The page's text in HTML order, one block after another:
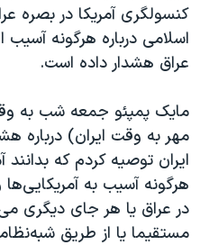
تریبونال مردمی آبان ۹۸
دادگاه حمید نوری
قانون شفافیت دارائی کادر
اعتراضات مردمی آبان ۹۸
اسرائیل در جنگ
نرگس محمدی برنده جایزه
کنسولگری آمریکا در بصره
اسلامی درباره هرگونه آسیب
عراق هشدار داده است.
مهر به وقت ایران) درباره
ایران توصیه کردم که
هرگونه آسیب به
در عراق یا هر جای دیگری
مستقیما یا از طریق